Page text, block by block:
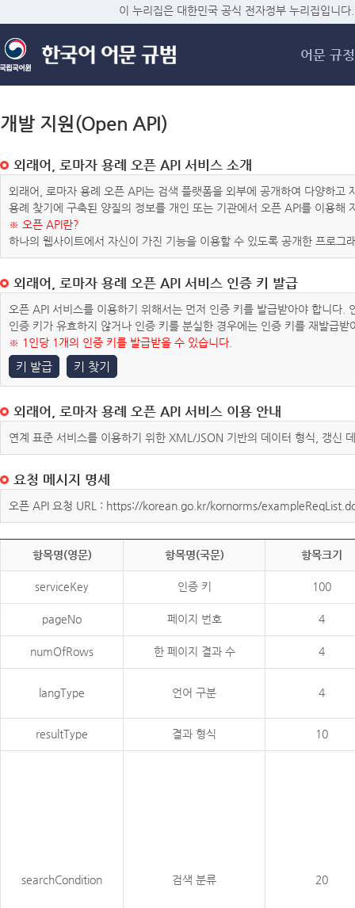
메
이 누리집은 대한민국 공식 전자정부 누리집입니다.
어문 규정
개발 지원(Open API)
외래어, 로마자 용례 오픈 API 서비스 소개
외래어, 로마자 용례 오픈 API는 검색 플랫폼을 외부에 공개하여 다양하
용례 찾기에 구축된 양질의 정보를 개인 또는 기관에서 오픈 API를 이용해
※ 오픈 API란?
하나의 웹사이트에서 자신이 가진 기능을 이용할 수 있도록 공개한 프로그
외래어, 로마자 용례 오픈 API 서비스 인증 키 발급
오픈 API 서비스를 이용하기 위해서는 먼저 인증 키를 발급받아야 합니다
인증 키가 유효하지 않거나 인증 키를 분실한 경우에는 인증 키를 재발급받
※ 1인당 1개의 인증 키를 발급받을 수 있습니다.
키 발급 키 찾기
외래어, 로마자 용례 오픈 API 서비스 이용 안내
연계 표준 서비스를 이용하기 위한 XML/JSON 기반의 데이터 형식, 갱신
요청 메시지 명세
오픈 API 요청 URL : https://korean.go.kr/kornorms/
항목명(영문) 항목명(국문) 항목크기
serviceKey 인증 키 100
pageNo 페이지 번호 4
numOfRows 한 페이지 결과 수 4
langType 언어 구분 4
resultType 결과 형식 10
searchCondition 검색 분류 20